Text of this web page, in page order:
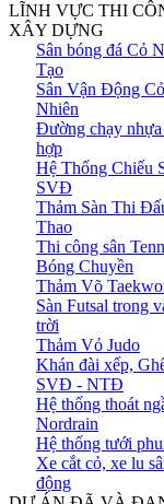
LĨNH VỰC THI
XÂY DỰNG
Sân bóng đá Cỏ
Tạo
Sân Vận Động
Nhiên
Đường chạy
hợp
Hệ Thống Chiếu
SVĐ
Thảm Sàn Thi
Thao
Thi công sân
Bóng Chuyền
Thảm Võ
Sàn Futsal trong
trời
Thảm Vỏ Judo
Khán đài xếp,
SVĐ - NTĐ
Hệ thống thoát
Nordrain
Hệ thống tưới
Xe cắt cỏ, xe lu
động